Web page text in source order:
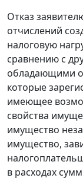
Отказ
отчислений
налоговую
сравнению с
обладающими
которые
имеющее
свойства
имущество
имущество,
в расходах